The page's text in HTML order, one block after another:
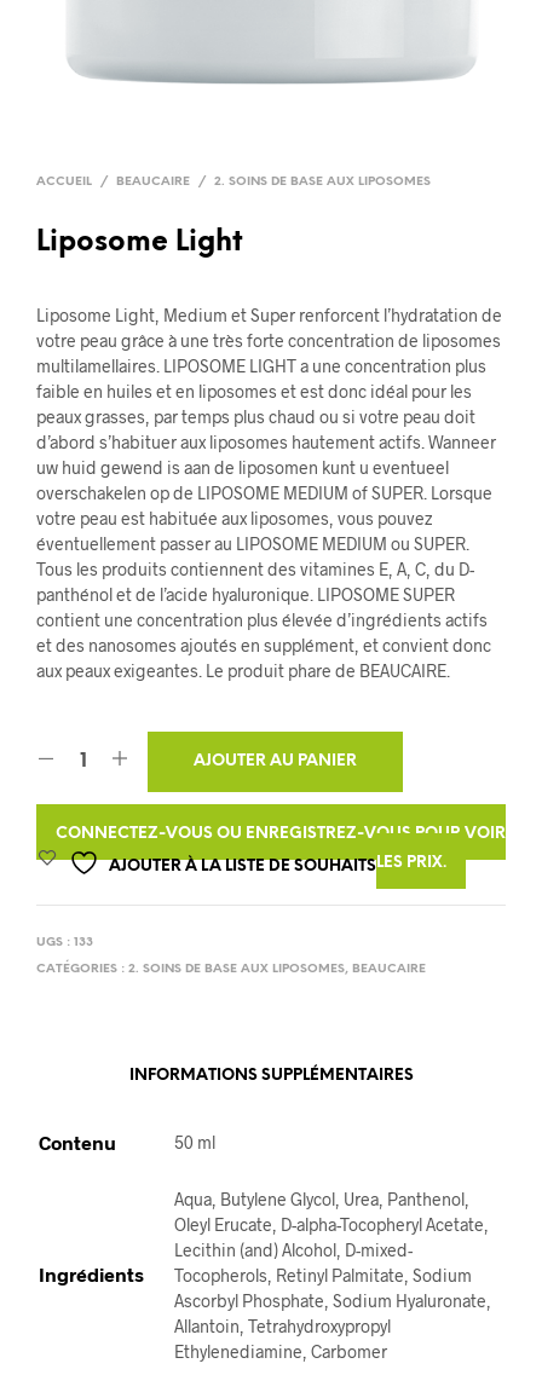
ACCUEIL / BEAUCAIRE / 2. SOINS DE BASE AUX LIPOSOMES
Liposome Light
Liposome Light, Medium et Super renforcent l’hydratation de
votre peau grâce à une très forte concentration de liposomes
multilamellaires. LIPOSOME LIGHT a une concentration plus
faible en huiles et en liposomes et est donc idéal pour les
peaux grasses, par temps plus chaud ou si votre peau doit
d’abord s’habituer aux liposomes hautement actifs. Wanneer
uw huid gewend is aan de liposomen kunt u eventueel
overschakelen op de LIPOSOME MEDIUM of SUPER. Lorsque
votre peau est habituée aux liposomes, vous pouvez
éventuellement passer au LIPOSOME MEDIUM ou SUPER.
Tous les produits contiennent des vitamines E, A, C, du D-
panthénol et de l’acide hyaluronique. LIPOSOME SUPER
contient une concentration plus élevée d’ingrédients actifs
et des nanosomes ajoutés en supplément, et convient donc
aux peaux exigeantes. Le produit phare de BEAUCAIRE.
AJOUTER AU PANIER
T
E
CONNECTEZ-VOUS OU ENREGISTREZ-VOUS POUR VOIR
LES PRIX.
AJOUTER À LA LISTE DE SOUHAITS
UGS : 133
CATÉGORIES : 2. SOINS DE BASE AUX LIPOSOMES, BEAUCAIRE
INFORMATIONS SUPPLÉMENTAIRES
Contenu 50 ml
Ingrédients
Aqua, Butylene Glycol, Urea, Panthenol,
Oleyl Erucate, D-alpha-Tocopheryl Acetate,
Lecithin (and) Alcohol, D-mixed-
Tocopherols, Retinyl Palmitate, Sodium
Ascorbyl Phosphate, Sodium Hyaluronate,
Allantoin, Tetrahydroxypropyl
Ethylenediamine, Carbomer